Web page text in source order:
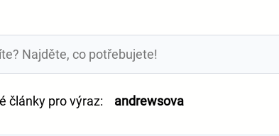
články pro výraz: andrewsova